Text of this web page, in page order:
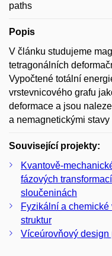
paths
Popis
V článku studujeme
tetragonálních
Vypočtené totální
vrstevnicového grafu
deformace a jsou
a nemagnetickými stavy
Související projekty:
Kvantově-
fázových
sloučeninách
Fyzikální a
struktur
Víceúrovňový design